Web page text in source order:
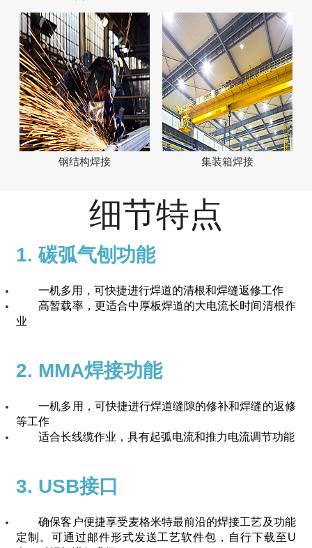
钢结构焊接 集装箱焊接
细节特点
1. 碳弧气刨功能
一机多用，可快捷进行焊道的清根和焊缝返修工作
高暂载率，更适合中厚板焊道的大电流长时间清根作
业
2. MMA焊接功能
一机多用，可快捷进行焊道缝隙的修补和焊缝的返修
等工作
适合长线缆作业，具有起弧电流和推力电流调节功能
3. USB接口
确保客户便捷享受麦格米特最前沿的焊接工艺及功能
定制。可通过邮件形式发送工艺软件包，自行下载至U